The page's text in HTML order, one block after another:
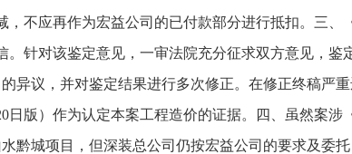
，不应再作为宏益公司的已付款部分进行抵扣。三、
。针对该鉴定意见，一审法院充分征求双方意见，鉴
异议，并对鉴定结果进行多次修正。在修正终稿严
日版）作为认定本案工程造价的证据。四、虽然案涉
黔城项目，但深装总公司仍按宏益公司的要求及委